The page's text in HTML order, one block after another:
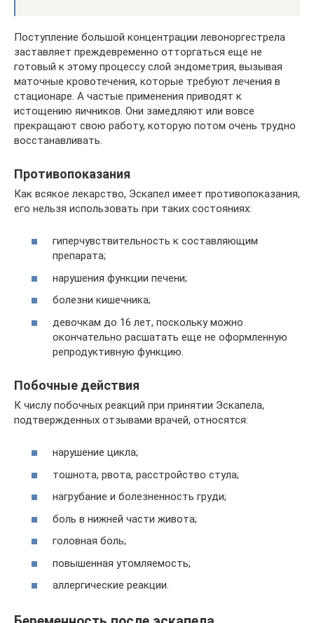
Поступление большой концентрации левоноргестрела
заставляет преждевременно отторгаться еще не
готовый к этому процессу слой эндометрия, вызывая
маточные кровотечения, которые требуют лечения в
стационаре. А частые применения приводят к
истощению яичников. Они замедляют или вовсе
прекращают свою работу, которую потом очень трудно
восстанавливать.
Противопоказания
Как всякое лекарство, Эскапел имеет противопоказания,
его нельзя использовать при таких состояниях:
гиперчувствительность к составляющим
препарата;
нарушения функции печени;
болезни кишечника;
девочкам до 16 лет, поскольку можно
окончательно расшатать еще не оформленную
репродуктивную функцию.
Побочные действия
К числу побочных реакций при принятии Эскапела,
подтвержденных отзывами врачей, относятся:
нарушение цикла;
тошнота, рвота, расстройство стула;
нагрубание и болезненность груди;
боль в нижней части живота;
головная боль;
повышенная утомляемость;
аллергические реакции.